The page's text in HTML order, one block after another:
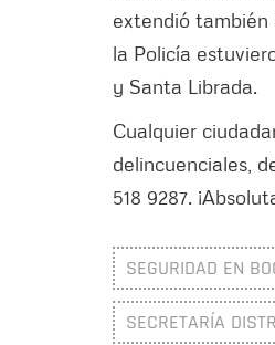
extendió también
la Policía
y Santa Librada.
Cualquier
delincuenciales,
518 9287.
SEGURIDAD EN
SECRETARÍA